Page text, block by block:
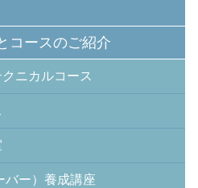
コースのご紹介
ニカルコース
ー）養成講座